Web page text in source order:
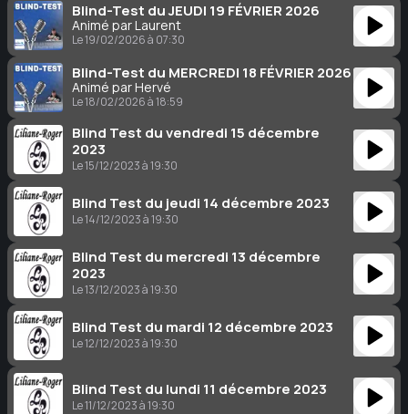
Blind-Test du JEUDI 19 FÉVRIER 2026
Animé par Laurent
Le 19/02/2026 à 07:30
Blind-Test du MERCREDI 18 FÉVRIER 2026
Animé par Hervé
Le 18/02/2026 à 18:59
Blind Test du vendredi 15 décembre
2023
Le 15/12/2023 à 19:30
Blind Test du jeudi 14 décembre 2023
Le 14/12/2023 à 19:30
Blind Test du mercredi 13 décembre
2023
Le 13/12/2023 à 19:30
Blind Test du mardi 12 décembre 2023
Le 12/12/2023 à 19:30
Blind Test du lundi 11 décembre 2023
Le 11/12/2023 à 19:30